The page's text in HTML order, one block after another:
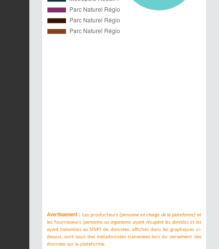
Avertissement : Les producteurs (personne en charge de la plateforme)et
les fournisseurs(personne ou organisme ayant récupéré les données et les
ayant transmises au SINP) de données, affichés dans les graphiques ci-
dessus, sont issus des métadonnées transmises lors du versement des
données sur la plateforme.